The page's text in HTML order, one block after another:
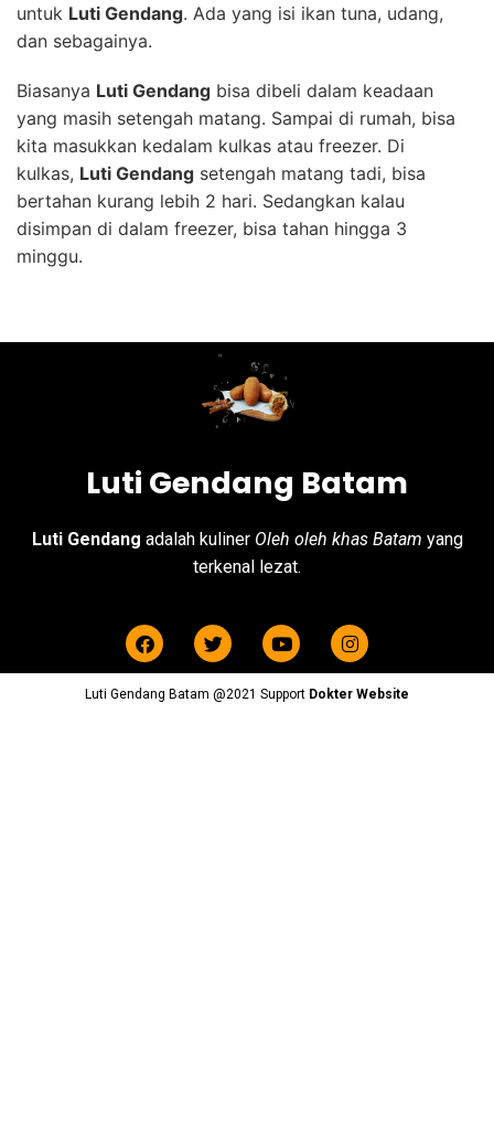
untuk Luti Gendang. Ada yang isi ikan tuna, udang,
dan sebagainya.
Biasanya Luti Gendang bisa dibeli dalam keadaan
yang masih setengah matang. Sampai di rumah, bisa
kita masukkan kedalam kulkas atau freezer. Di
kulkas, Luti Gendang setengah matang tadi, bisa
bertahan kurang lebih 2 hari. Sedangkan kalau
disimpan di dalam freezer, bisa tahan hingga 3
minggu.
Luti Gendang Batam
Luti Gendang adalah kuliner Oleh oleh khas Batam yang
terkenal lezat.
Luti Gendang Batam @2021 Support Dokter Website